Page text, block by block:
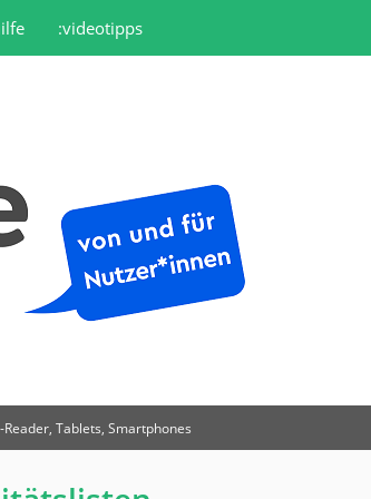
:videotipps
Reader, Tablets, Smartphones